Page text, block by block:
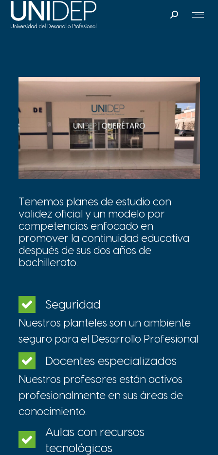
Search:
Tenemos planes de estudio con
validez oficial y un modelo por
competencias enfocado en
promover la continuidad educativa
después de sus dos años de
bachillerato.
Seguridad
Nuestros planteles son un ambiente
seguro para el Desarrollo Profesional
Docentes especializados
Nuestros profesores están activos
profesionalmente en sus áreas de
conocimiento.
Aulas con recursos
tecnológicos